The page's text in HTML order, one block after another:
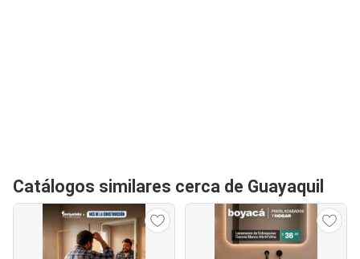
Catálogos similares cerca de Guayaquil